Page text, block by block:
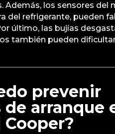
Además, los sensores del
del refrigerante, pueden
último, las bujías
también pueden
prevenir
de arranque